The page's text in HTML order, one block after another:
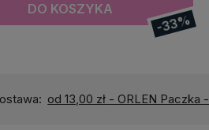
DO KOSZYKA
-33%
Wyślemy do Ciebie w: 24